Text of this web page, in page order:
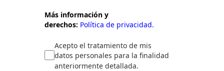
Más información y
derechos: Política de privacidad.
Acepto el tratamiento de mis
datos personales para la finalidad
anteriormente detallada.